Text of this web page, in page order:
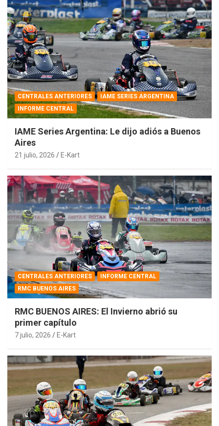
CENTRALES ANTERIORES
IAME SERIES ARGENTINA
INFORME CENTRAL
IAME Series Argentina: Le dijo adiós a Buenos
Aires
21 julio, 2026 E-Kart
CENTRALES ANTERIORES
INFORME CENTRAL
RMC BUENOS AIRES
RMC BUENOS AIRES: El Invierno abrió su
primer capítulo
7 julio, 2026 E-Kart